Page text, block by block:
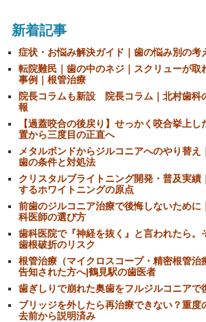
新着記事
症状・お悩み解決ガイド｜歯の悩み別の考
転院難民｜歯の中のネジ｜スクリューが取
事例｜根管治療
院長コラムも新設 院長コラム｜北村歯科
報
【過蓋咬合の後戻り】せっかく咬合挙上
置から三度目の正直へ
メタルボンドからジルコニアへのやり替え
歯の条件と対処法
クリスタルブライトニング開発・普及実績
するホワイトニングの原点
前歯のジルコニア治療で後悔しないために
科医師の選び方
歯科医院で『神経を抜く』と言われたら。
歯根破折のリスク
根管治療（マイクロスコープ・精密根管治
告知された方へ|鶴見駅の歯医者
歯ぎしりで崩れた奥歯をフルジルコニアで
ブリッジを外したら再治療できない？重度
去前から説明済み